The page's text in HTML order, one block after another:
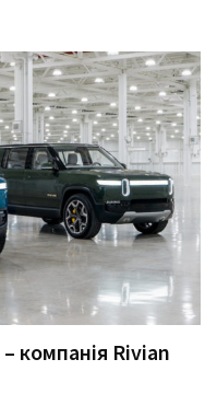
компанія Rivian